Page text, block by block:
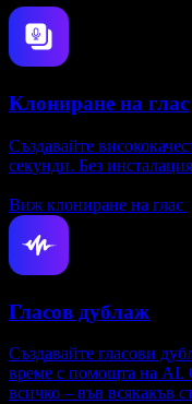
Клониране на глас
Създавайте
секунди. Без
Виж клониране на глас
Гласов дублаж
Създавайте гласови
време с помощта на AI.
всичко – във всякакъв